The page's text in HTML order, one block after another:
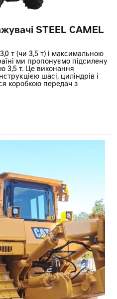
STEEL CAMEL
т (чи 3,5 т) і максимальною
ми пропонуємо підсилену
3,5 т. Це виконання
шасі, циліндрів і
коробкою передач з